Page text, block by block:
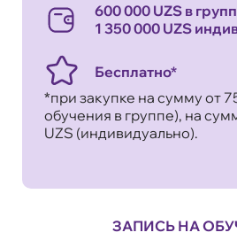
600 000 UZS в
1 350 000 UZS
Бесплатно*
*при закупке на сумму от
обучения в группе), на
UZS (индивидуально).
ЗАПИСЬ НА